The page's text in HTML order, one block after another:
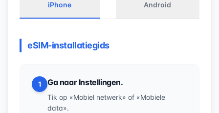
iPhone
Android
eSIM-installatiegids
1 Ga naar Instellingen.
Tik op «Mobiel netwerk» of «Mobiele
data».